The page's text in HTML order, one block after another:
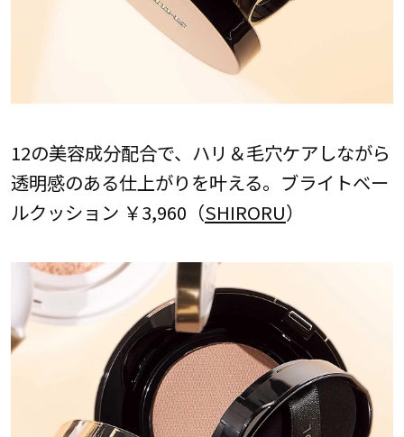
12の美容成分配合で、ハリ＆毛穴ケアしながら
透明感のある仕上がりを叶える。ブライトベー
ルクッション ￥3,960（SHIRORU）